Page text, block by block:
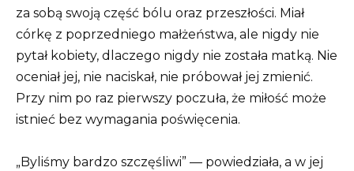
za sobą swoją część bólu oraz przeszłości. Miał
córkę z poprzedniego małżeństwa, ale nigdy nie
pytał kobiety, dlaczego nigdy nie została matką. Nie
oceniał jej, nie naciskał, nie próbował jej zmienić.
Przy nim po raz pierwszy poczuła, że miłość może
istnieć bez wymagania poświęcenia.
„Byliśmy bardzo szczęśliwi” — powiedziała, a w jej